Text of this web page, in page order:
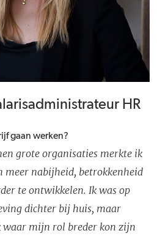
HR
gaan werken?
grote organisaties merkte ik
meer nabijheid, betrokkenheid
te ontwikkelen. Ik was op
dichter bij huis, maar
waar mijn rol breder kon zijn